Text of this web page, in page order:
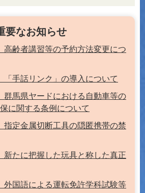
要なお知らせ
齢者講習等の予約方法変更につ
手話リンク」の導入について
馬県ヤードにおける自動車等の
に関する条例について
定金属切断工具の隠匿携帯の禁
たに把握した玩具と称した真正
国語による運転免許学科試験等